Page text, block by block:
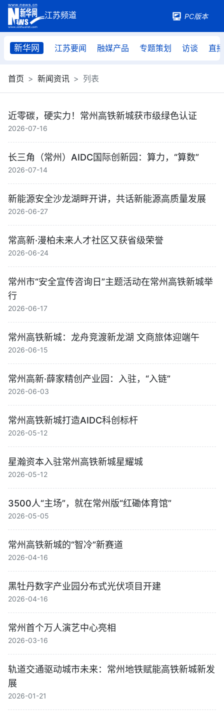
PC版本
新华网 江苏要闻 融媒产品 专题策划 访谈 直播
首页 新闻资讯 列表
近零碳，硬实力！常州高铁新城获市级绿色认证
2026-07-16
长三角（常州）AIDC国际创新园：算力，“算数”
2026-07-14
新能源安全沙龙湖畔开讲，共话新能源高质量发展
2026-06-27
常高新·漫柏未来人才社区又获省级荣誉
2026-06-24
常州市“安全宣传咨询日”主题活动在常州高铁新城举
行
2026-06-17
常州高铁新城：龙舟竞渡新龙湖 文商旅体迎端午
2026-06-15
常州高新·薛家精创产业园：入驻，“入链”
2026-06-03
常州高铁新城打造AIDC科创标杆
2026-05-12
星瀚资本入驻常州高铁新城星耀城
2026-05-12
3500人“主场”，就在常州版“红磡体育馆”
2026-05-05
常州高铁新城的“智冷”新赛道
2026-04-16
黑牡丹数字产业园分布式光伏项目开建
2026-04-16
常州首个万人演艺中心亮相
2026-03-16
轨道交通驱动城市未来：常州地铁赋能高铁新城新发
展
2026-01-21